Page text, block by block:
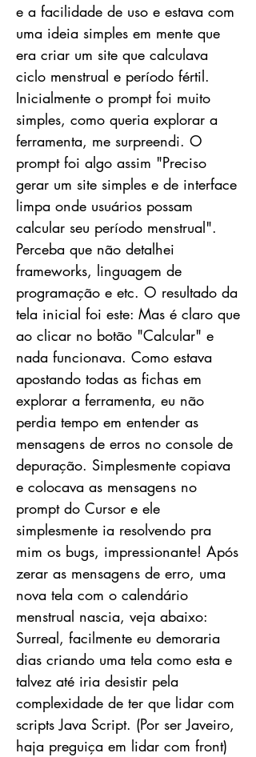
e a facilidade de uso e estava com
uma ideia simples em mente que
era criar um site que calculava
ciclo menstrual e período fértil.
Inicialmente o prompt foi muito
simples, como queria explorar a
ferramenta, me surpreendi. O
prompt foi algo assim "Preciso
gerar um site simples e de interface
limpa onde usuários possam
calcular seu período menstrual".
Perceba que não detalhei
frameworks, linguagem de
programação e etc. O resultado da
tela inicial foi este: Mas é claro que
ao clicar no botão "Calcular" e
nada funcionava. Como estava
apostando todas as fichas em
explorar a ferramenta, eu não
perdia tempo em entender as
mensagens de erros no console de
depuração. Simplesmente copiava
e colocava as mensagens no
prompt do Cursor e ele
simplesmente ia resolvendo pra
mim os bugs, impressionante! Após
zerar as mensagens de erro, uma
nova tela com o calendário
menstrual nascia, veja abaixo:
Surreal, facilmente eu demoraria
dias criando uma tela como esta e
talvez até iria desistir pela
complexidade de ter que lidar com
scripts Java Script. (Por ser Javeiro,
haja preguiça em lidar com front)